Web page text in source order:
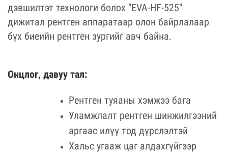
дэвшилтэт технологи болох "EVA-HF-525"
дижитал рентген аппаратаар олон байрлалаар
бүх биеийн рентген зургийг авч байна.
Онцлог, давуу тал:
Рентген туяаны хэмжээ бага
Уламжлалт рентген шинжилгээний
аргаас илүү тод дүрслэлтэй
Хальс угааж цаг алдахгүйгээр